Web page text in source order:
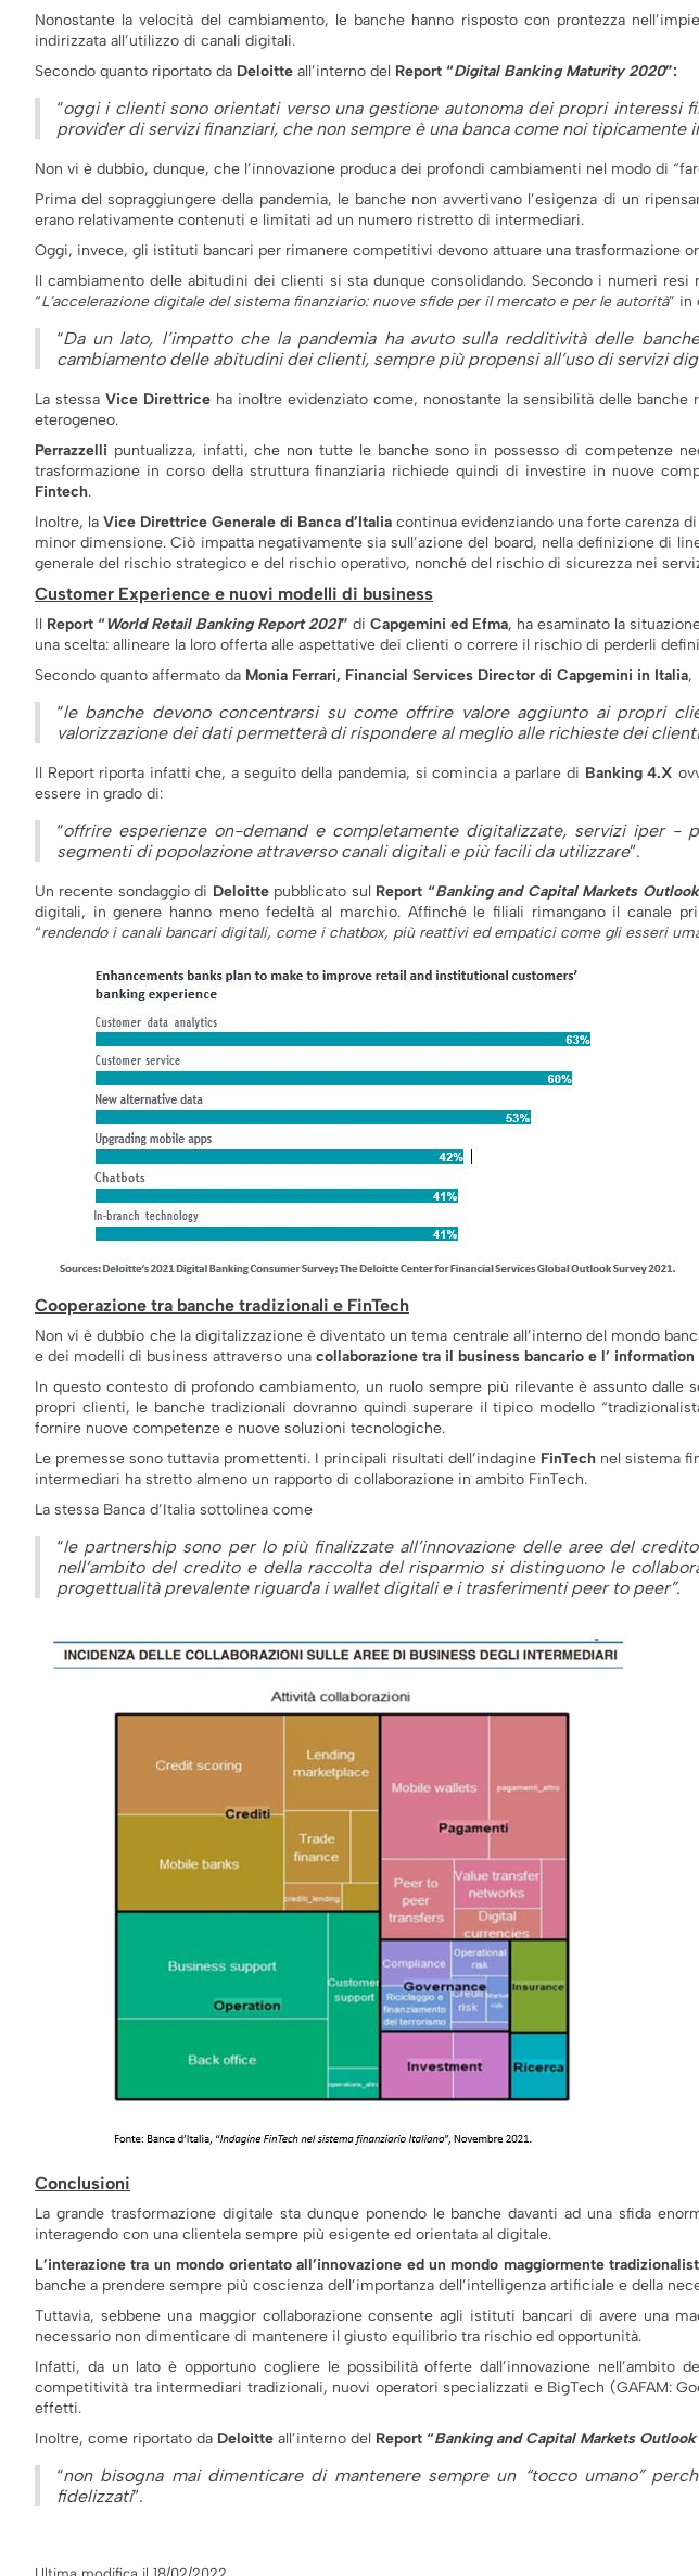
Nonostante la velocità del cambiamento, le banche hanno risposto con prontezza
indirizzata all’utilizzo di canali digitali.
Secondo quanto riportato da Deloitte all’interno del Report “Digital Banking Maturity 2020”:
“oggi i clienti sono orientati verso una gestione autonoma dei propri interessi
provider di servizi finanziari, che non sempre è una banca come noi tipicamente
Non vi è dubbio, dunque, che l’innovazione produca dei profondi cambiamenti nel modo di
Prima del sopraggiungere della pandemia, le banche non avvertivano l’esigenza di un
erano relativamente contenuti e limitati ad un numero ristretto di intermediari.
Oggi, invece, gli istituti bancari per rimanere competitivi devono attuare una trasformazione
Il cambiamento delle abitudini dei clienti si sta dunque consolidando. Secondo i numeri
“L’accelerazione digitale del sistema finanziario: nuove sfide per il mercato e per le autorità” in
“Da un lato, l’impatto che la pandemia ha avuto sulla redditività delle
cambiamento delle abitudini dei clienti, sempre più propensi all’uso di servizi
La stessa Vice Direttrice ha inoltre evidenziato come, nonostante la sensibilità delle
eterogeneo.
Perrazzelli puntualizza, infatti, che non tutte le banche sono in possesso di competenze
trasformazione in corso della struttura finanziaria richiede quindi di investire in nuove
Fintech.
Inoltre, la Vice Direttrice Generale di Banca d’Italia continua evidenziando una forte carenza
minor dimensione. Ciò impatta negativamente sia sull’azione del board, nella definizione di
generale del rischio strategico e del rischio operativo, nonché del rischio di sicurezza nei
Customer Experience e nuovi modelli di business
Il Report “World Retail Banking Report 2021” di Capgemini ed Efma, ha esaminato la
una scelta: allineare la loro offerta alle aspettative dei clienti o correre il rischio di perderli
Secondo quanto affermato da Monia Ferrari, Financial Services Director di Capgemini in Italia,
“le banche devono concentrarsi su come offrire valore aggiunto ai propri
valorizzazione dei dati permetterà di rispondere al meglio alle richieste dei
Il Report riporta infatti che, a seguito della pandemia, si comincia a parlare di Banking 4.X
essere in grado di:
“offrire esperienze on-demand e completamente digitalizzate, servizi iper
segmenti di popolazione attraverso canali digitali e più facili da utilizzare”.
Un recente sondaggio di Deloittepubblicato sul Report “Banking and Capital Markets
digitali, in genere hanno meno fedeltà al marchio. Affinché le filiali rimangano il canale
“rendendo i canali bancari digitali, come i chatbox, più reattivi ed empatici come gli esseri
Cooperazione tra banche tradizionali e FinTech
Non vi è dubbio che la digitalizzazione è diventato un tema centrale all’interno del mondo
e dei modelli di business attraverso una collaborazione tra il business bancario e l’
In questo contesto di profondo cambiamento, un ruolo sempre più rilevante è assunto
propri clienti, le banche tradizionali dovranno quindi superare il tipico modello
fornire nuove competenze e nuove soluzioni tecnologiche.
Le premesse sono tuttavia promettenti. I principali risultati dell’indagine FinTech nel sistema
intermediari ha stretto almeno un rapporto di collaborazione in ambito FinTech.
La stessa Banca d’Italia sottolinea come
“le partnership sono per lo più finalizzate all’innovazione delle aree del
nell’ambito del credito e della raccolta del risparmio si distinguono le
progettualità prevalente riguarda i wallet digitali e i trasferimenti peer to peer”.
Conclusioni
La grande trasformazione digitale sta dunque ponendo le banche davanti ad una sfida
interagendo con una clientela sempre più esigente ed orientata al digitale.
L’interazione tra un mondo orientato all’innovazione ed un mondo maggiormente
banche a prendere sempre più coscienza dell’importanza dell’intelligenza artificiale e della
Tuttavia, sebbene una maggior collaborazione consente agli istituti bancari di avere una
necessario non dimenticare di mantenere il giusto equilibrio tra rischio ed opportunità.
Infatti, da un lato è opportuno cogliere le possibilità offerte dall’innovazione
competitività tra intermediari tradizionali, nuovi operatori specializzati e BigTech (GAFAM:
effetti.
Inoltre, come riportato da Deloitte all’interno del Report “Banking and Capital Markets Outlook
“non bisogna mai dimenticare di mantenere sempre un “tocco umano”
fidelizzati”.